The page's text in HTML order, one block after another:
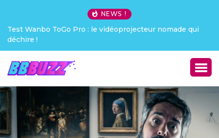
NEWS !
Wanbo ToGo Pro : le vidéoprojecteur nomade qui
!